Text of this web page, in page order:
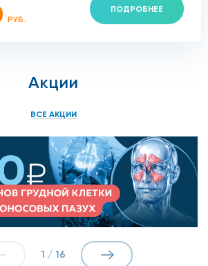
РУБ.
ПОДРОБНЕЕ
Акции
ВСЕ АКЦИИ
1 / 16